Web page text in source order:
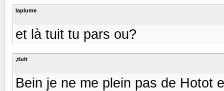
laplume
et là tuit tu pars ou?
,tiuit
Bein je ne me plein pas de Hotot